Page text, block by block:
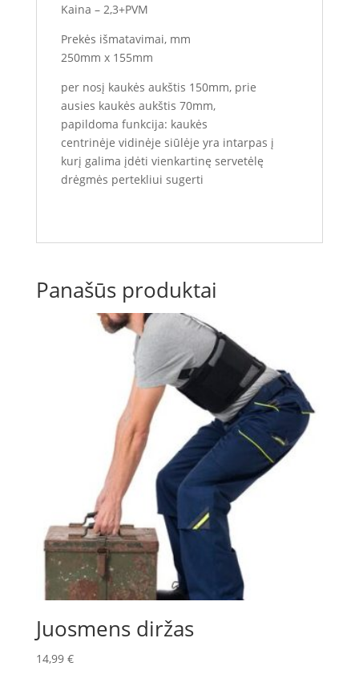
Kaina – 2,3+PVM
Prekės išmatavimai, mm
250mm x 155mm
per nosį kaukės aukštis 150mm, prie
ausies kaukės aukštis 70mm,
papildoma funkcija: kaukės
centrinėje vidinėje siūlėje yra intarpas į
kurį galima įdėti vienkartinę servetėlę
drėgmės pertekliui sugerti
Panašūs produktai
Juosmens diržas
14,99 €